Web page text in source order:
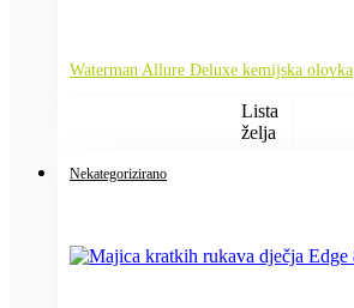
Waterman Allure Deluxe kemijska olovka
Lista
želja
Nekategorizirano